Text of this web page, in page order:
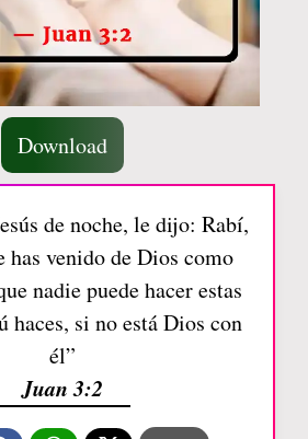
Download
de noche, le dijo: Rabí,
has venido de Dios como
nadie puede hacer estas
haces, si no está Dios con
él”
Juan 3:2